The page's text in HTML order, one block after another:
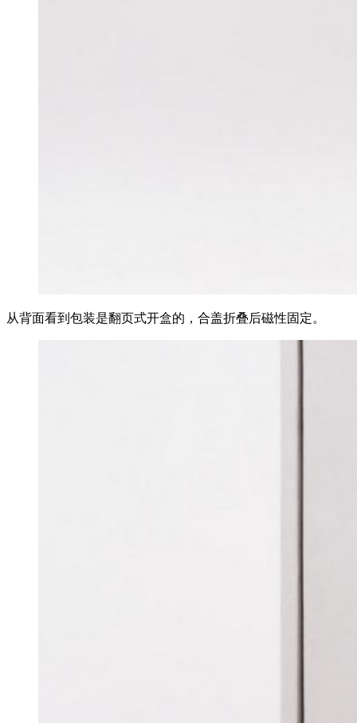
从背面看到包装是翻页式开盒的，合盖折叠后磁性固定。